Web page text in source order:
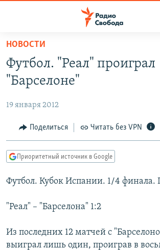
упрощенного
доступа
Вернуться
основному
Вернутся
главной
навигации
Вернутся
поиску
ПРОГРАММЫ
ПОДКАСТЫ
АВТОРСКИЕ ПРОЕКТЫ
ЦИТАТЫ СВОБОДЫ
МНЕНИЯ
IDEL.РЕАЛИИ
КАВКАЗ.РЕАЛИИ
СЕВЕР.РЕАЛИИ
РАСПИСАНИЕ ВЕЩАНИЯ
НОВОСТИ
Футбол. "Реал" проиграл
"Барселоне"
19 января 2012
Поделиться Читать без VPN
Приоритетный источник в Google
Футбол. Кубок Испании. 1/4
"Реал" – "Барселона" 1:2
Из последних 12 матчей с
выиграл лишь один, проиграв в